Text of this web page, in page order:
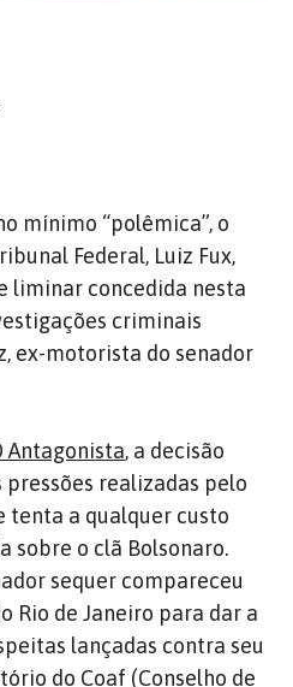
mínimo “polêmica”, o
Federal, Luiz Fux,
liminar concedida nesta
criminais
ex-motorista do senador
Antagonista, a decisão
realizadas pelo
tenta a qualquer custo
sobre o clã Bolsonaro.
sequer compareceu
Rio de Janeiro para dar a
lançadas contra seu
do Coaf (Conselho de